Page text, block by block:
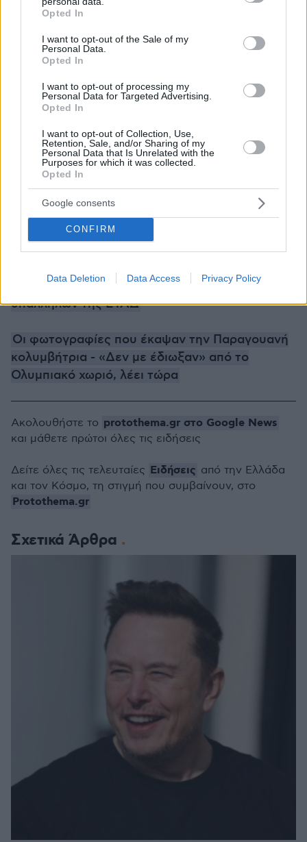
grant or deny consent to Google and its third-party tags to
use your data for below specified purposes in below Google
consent section.
Opted In
I want to opt-out of the Sale of my
Personal Data.
Opted In
I want to opt-out of processing my
Personal Data for Targeted Advertising.
Opted In
I want to opt-out of Collection, Use,
Retention, Sale, and/or Sharing of my
Personal Data that Is Unrelated with the
Purposes for which it was collected.
Opted In
Google consents
CONFIRM
Data Deletion Data Access Privacy Policy
συλλαμβάνουν υπεύθυνους», υπογραμμίζει η
ανακοίνωση, προσθέτοντας πως οι αρχές
εργάζονται νυχθημερόν για να επιτευχθεί αυτό
δικαιοσύνη.
Ειδήσεις σήμερα:
«Εύγε Superman, πέτα ψηλότερα» - Αποθέωση
για τον Καραλή μετά το χάλκινο στο Παρίσι
εκδήλωση, καταστράφηκα» ξεσπά θύμα των
υπαλλήλων της ΕΤΑΔ
Οι φωτογραφίες που έκαψαν την Παραγουανή
κολυμβήτρια - «Δεν με έδιωξαν» από το
Ολυμπιακό χωριό, λέει τώρα
Σχετικά Άρθρα
Ακολουθήστε το protothema.gr στο Google News
και μάθετε πρώτοι όλες τις ειδήσεις
Δείτε όλες τις τελευταίες Ειδήσεις από την Ελλάδα
και τον Κόσμο, τη στιγμή που συμβαίνουν, στο
Protothema.gr